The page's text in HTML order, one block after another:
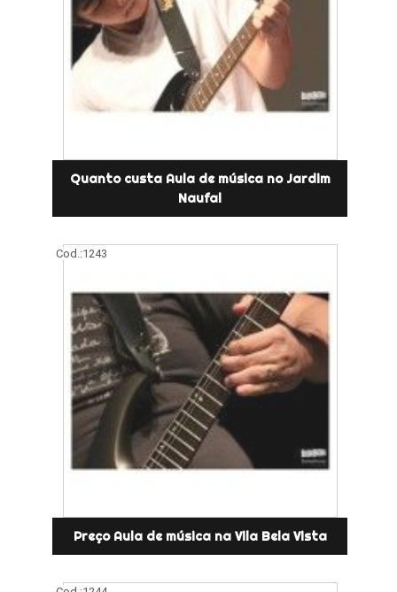
Quanto custa Aula de música no Jardim
Naufal
Cod.:1243
Preço Aula de música na Vila Bela Vista